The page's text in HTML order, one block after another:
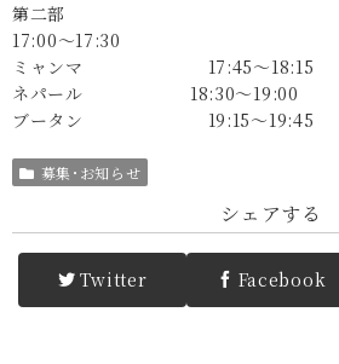
第二部
17:00～17:30
ミャンマ 17:45～18:15
ネパール 18:30～19:00
ブータン 19:15～19:45
募集･お知らせ
シェアする
Twitter Facebook